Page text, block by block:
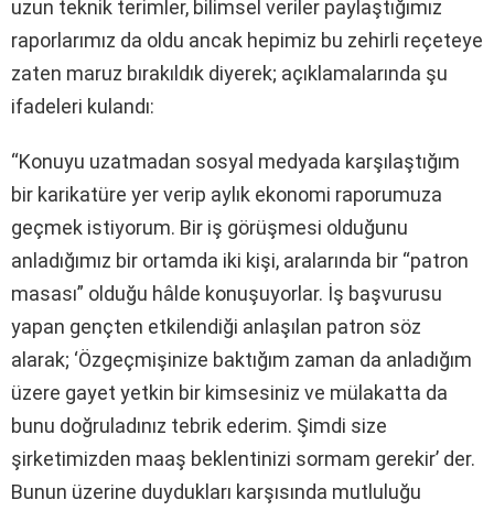
uzun teknik terimler, bilimsel veriler paylaştığımız
raporlarımız da oldu ancak hepimiz bu zehirli reçeteye
zaten maruz bırakıldık diyerek; açıklamalarında şu
ifadeleri kulandı:
“Konuyu uzatmadan sosyal medyada karşılaştığım
bir karikatüre yer verip aylık ekonomi raporumuza
geçmek istiyorum. Bir iş görüşmesi olduğunu
anladığımız bir ortamda iki kişi, aralarında bir “patron
masası” olduğu hâlde konuşuyorlar. İş başvurusu
yapan gençten etkilendiği anlaşılan patron söz
alarak; ‘Özgeçmişinize baktığım zaman da anladığım
üzere gayet yetkin bir kimsesiniz ve mülakatta da
bunu doğruladınız tebrik ederim. Şimdi size
şirketimizden maaş beklentinizi sormam gerekir’ der.
Bunun üzerine duydukları karşısında mutluluğu